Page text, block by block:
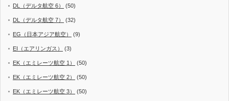
DL（デルタ航空 6） (50)
DL（デルタ航空 7） (32)
EG（日本アジア航空） (9)
EI（エアリンガス） (3)
EK（エミレーツ航空 1） (50)
EK（エミレーツ航空 2） (50)
EK（エミレーツ航空 3） (50)